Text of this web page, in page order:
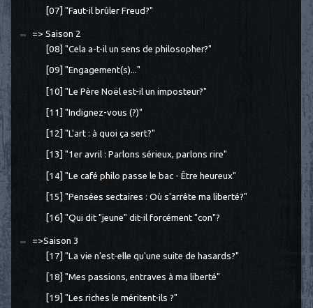
[07] "Faut-il brûler Freud?"
=> Saison 2
[08] "Cela a-t-il un sens de philosopher?"
[09] "Engagement(s)..."
[10] "Le Père Noël est-il un imposteur?"
[11] "Indignez-vous (?)"
[12] "L'art : à quoi ça sert?"
[13] "1er avril : Parlons sérieux, parlons rire"
[14] "Le café philo passe le bac - Être heureux"
[15] "Pensées sectaires : Où s'arrête ma liberté?"
[16] "Qui dit "jeune" dit-il forcément "con"?
=>Saison 3
[17] "La vie n'est-elle qu'une suite de hasards?"
[18] "Mes passions, entraves à ma liberté"
[19] "Les riches le méritent-ils ?"